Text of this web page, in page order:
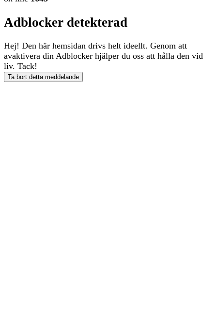
Adblocker detekterad
Hej! Den här hemsidan drivs helt ideellt. Genom att
avaktivera din Adblocker hjälper du oss att hålla den vid
liv. Tack!
Ta bort detta meddelande